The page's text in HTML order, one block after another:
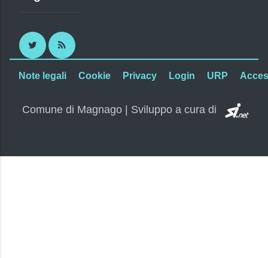
Twitter RSS
Note legali Cookie Privacy Login URP
Comune di Magnago | Sviluppo a cura di